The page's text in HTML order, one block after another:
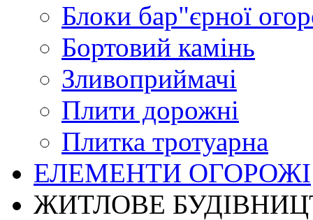
Блоки бар"єрної
Бортовий камінь
Зливоприймачі
Плити дорожні
Плитка тротуарна
ЕЛЕМЕНТИ ОГОРОЖІ
ЖИТЛОВЕ